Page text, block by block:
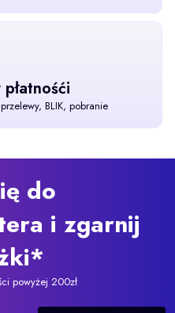
BLIK, pobranie
do
i zgarnij
powyżej 200zł